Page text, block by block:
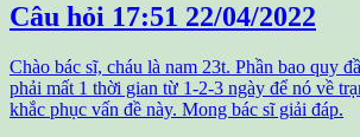
Câu hỏi 17:51 22/04/2022
Chào bác sĩ, cháu là nam 23t. Phần bao quy
phải mất 1 thời gian từ 1-2-3 ngày để nó về
khắc phục vấn đề này. Mong bác sĩ giải đáp.